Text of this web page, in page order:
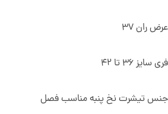
عرض ران 37
فری سایز 36 تا 42
جنس تیشرت نخ پنبه مناسب فصل